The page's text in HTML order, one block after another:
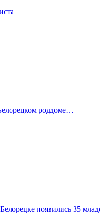
роддоме…
появились 35